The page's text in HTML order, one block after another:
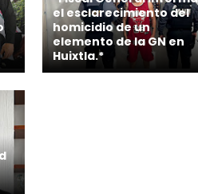
el esclarecimiento del
homicidio de un
elemento de la GN en
Huixtla.*